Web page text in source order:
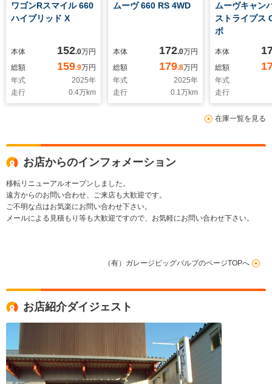
ワゴンRスマイル 660
ハイブリッド X
本体 152.0万円
総額
159.9万円
年式
2025年
走行
0.4万km
ムーヴ 660 RS 4WD
本体 172.0万円
総額
179.8万円
年式
2025年
走行
0.1万km
ムーヴキャン
ストライプス
ボ
本体
総額
年式
走行
在庫一覧を見る
お店からのインフォメーション
移転リニューアルオープンしました。
遠方からのお問い合わせ、ご来店も大歓迎です。
ご不明な点はお気楽にお問い合わせ下さい。
メールによる見積もり等も大歓迎ですので、お気軽にお問い合わせ下さい。
（有）ガレージビッグバルブのページTOPへ
お店紹介ダイジェスト